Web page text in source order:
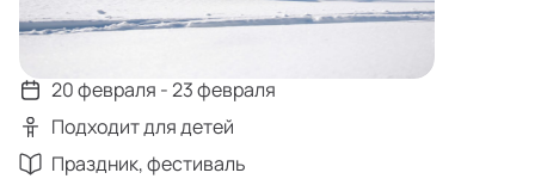
20 февраля - 23 февраля
Подходит для детей
Праздник, фестиваль